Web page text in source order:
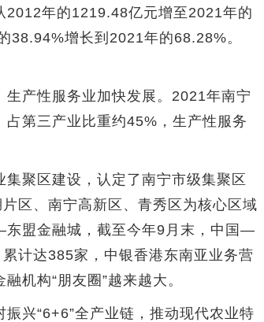
年的1219.48亿元增至2021年的
38.94%增长到2021年的68.28%。
性服务业加快发展。2021年南宁
第三产业比重约45%，生产性服务
区建设，认定了南宁市级集聚区
区、南宁高新区、青秀区为核心区域
盟金融城，截至今年9月末，中国—
计达385家，中银香港东南亚业务营
机构“朋友圈”越来越大。
兴“6+6”全产业链，推动现代农业特